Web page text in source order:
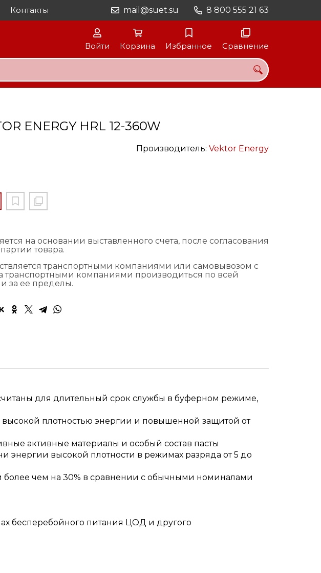
Контакты 8 800 555 21 63
mail@suet.su
Войти Корзина Избранное Сравнение
ENERGY HRL 12-360W
Производитель: Vektor Energy
на основании выставленного счета, после согласования
товара.
транспортными компаниями или самовывозом с
транспортными компаниями производиться по всей
за ее пределы.
для длительный срок службы в буферном режиме,
высокой плотностью энергии и повышенной защитой от
активные материалы и особый состав пасты
энергии высокой плотности в режимах разряда от 5 до
чем на 30% в сравнении с обычными номиналами
бесперебойного питания ЦОД и другого